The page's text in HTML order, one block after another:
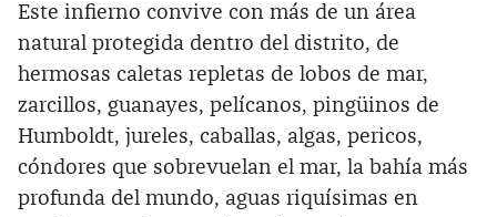
Este infierno convive con más de un área
natural protegida dentro del distrito, de
hermosas caletas repletas de lobos de mar,
zarcillos, guanayes, pelícanos, pingüinos de
Humboldt, jureles, caballas, algas, pericos,
cóndores que sobrevuelan el mar, la bahía más
profunda del mundo, aguas riquísimas en